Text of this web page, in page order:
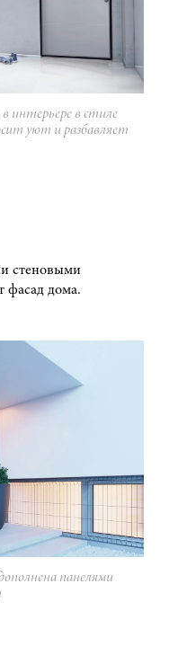
интерьере в стиле
уют и разбавляет
стеновыми
фасад дома.
панелями